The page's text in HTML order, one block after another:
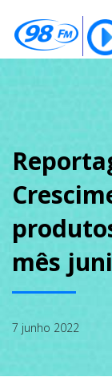
SOBRE
PODCAST
GALERIA
mês
7 junho 2022